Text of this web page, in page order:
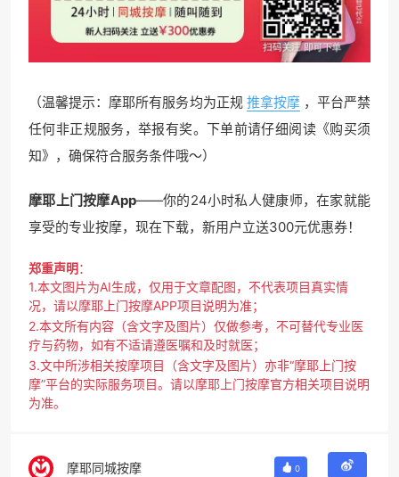
（温馨提示：摩耶所有服务均为正规 推拿按摩 ，平台严禁
任何非正规服务，举报有奖。下单前请仔细阅读《购买须
知》，确保符合服务条件哦～）
摩耶上门按摩App——你的24小时私人健康师，在家就能
享受的专业按摩，现在下载，新用户立送300元优惠券！
郑重声明：
1.本文图片为AI生成，仅用于文章配图，不代表项目真实情
况，请以摩耶上门按摩APP项目说明为准；
2.本文所有内容（含文字及图片）仅做参考，不可替代专业医
疗与药物，如有不适请遵医嘱和及时就医；
3.文中所涉相关按摩项目（含文字及图片）亦非“摩耶上门按
摩”平台的实际服务项目。请以摩耶上门按摩官方相关项目说明
为准。
摩耶同城按摩 0